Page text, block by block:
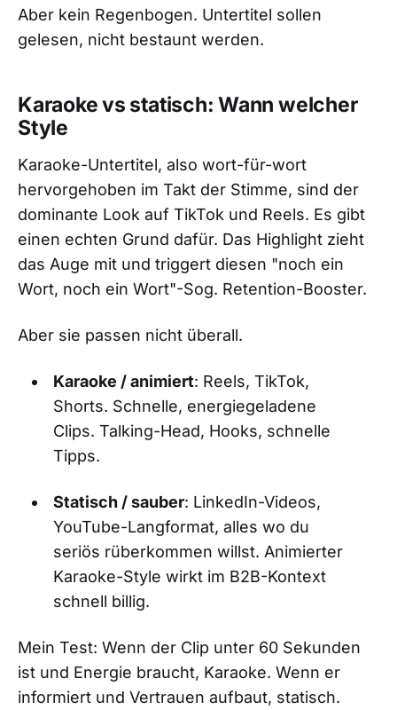
Aber kein Regenbogen. Untertitel sollen
gelesen, nicht bestaunt werden.
Karaoke vs statisch: Wann welcher
Style
Karaoke-Untertitel, also wort-für-wort
hervorgehoben im Takt der Stimme, sind der
dominante Look auf TikTok und Reels. Es gibt
einen echten Grund dafür. Das Highlight zieht
das Auge mit und triggert diesen "noch ein
Wort, noch ein Wort"-Sog. Retention-Booster.
Aber sie passen nicht überall.
Karaoke / animiert: Reels, TikTok,
Shorts. Schnelle, energiegeladene
Clips. Talking-Head, Hooks, schnelle
Tipps.
Statisch / sauber: LinkedIn-Videos,
YouTube-Langformat, alles wo du
seriös rüberkommen willst. Animierter
Karaoke-Style wirkt im B2B-Kontext
schnell billig.
Mein Test: Wenn der Clip unter 60 Sekunden
ist und Energie braucht, Karaoke. Wenn er
informiert und Vertrauen aufbaut, statisch.